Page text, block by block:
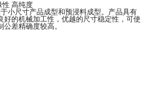
性 高纯度
小尺寸产品成型和预浸料成型。产品具有
的机械加工性，优越的尺寸稳定性，可使
差精确度较高。